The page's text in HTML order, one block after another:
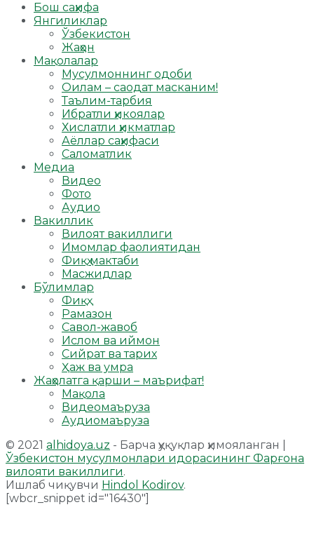
Бош саҳифа
Янгиликлар
Ўзбекистон
Жаҳон
Мақолалар
Мусулмоннинг одоби
Оилам – саодат масканим!
Таълим-тарбия
Ибратли ҳикоялар
Хислатли ҳикматлар
Аёллар саҳифаси
Саломатлик
Медиа
Видео
Фото
Аудио
Вакиллик
Вилоят вакиллиги
Имомлар фаолиятидан
Фиқҳ мактаби
Масжидлар
Бўлимлар
Фиқҳ
Рамазон
Савол-жавоб
Ислом ва иймон
Сийрат ва тарих
Ҳаж ва умра
Жаҳолатга қарши – маърифат!
Мақола
Видеомаъруза
Аудиомаъруза
© 2021 alhidoya.uz - Барча ҳуқуқлар ҳимояланган |
Ўзбекистон мусулмонлари идорасининг Фарғона
вилояти вакиллиги.
Ишлаб чиқувчи Hindol Kodirov.
[wbcr_snippet id="16430"]